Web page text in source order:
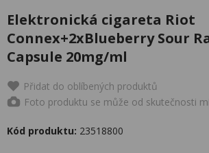
Elektronická cigareta Riot
Connex+2xBlueberry Sour
Capsule 20mg/ml
Přidat do oblíbených produktů
Foto produktu se může od skutečnosti
Kód produktu: 23518800